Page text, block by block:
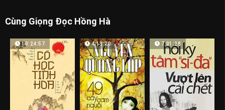
Cùng Giọng Đọc Hồng Hà
10:24:57 4:13:20 7:01:28